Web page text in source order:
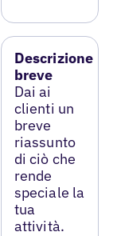
Descrizione
breve
Dai ai
clienti un
breve
riassunto
di ciò che
rende
speciale la
tua
attività.